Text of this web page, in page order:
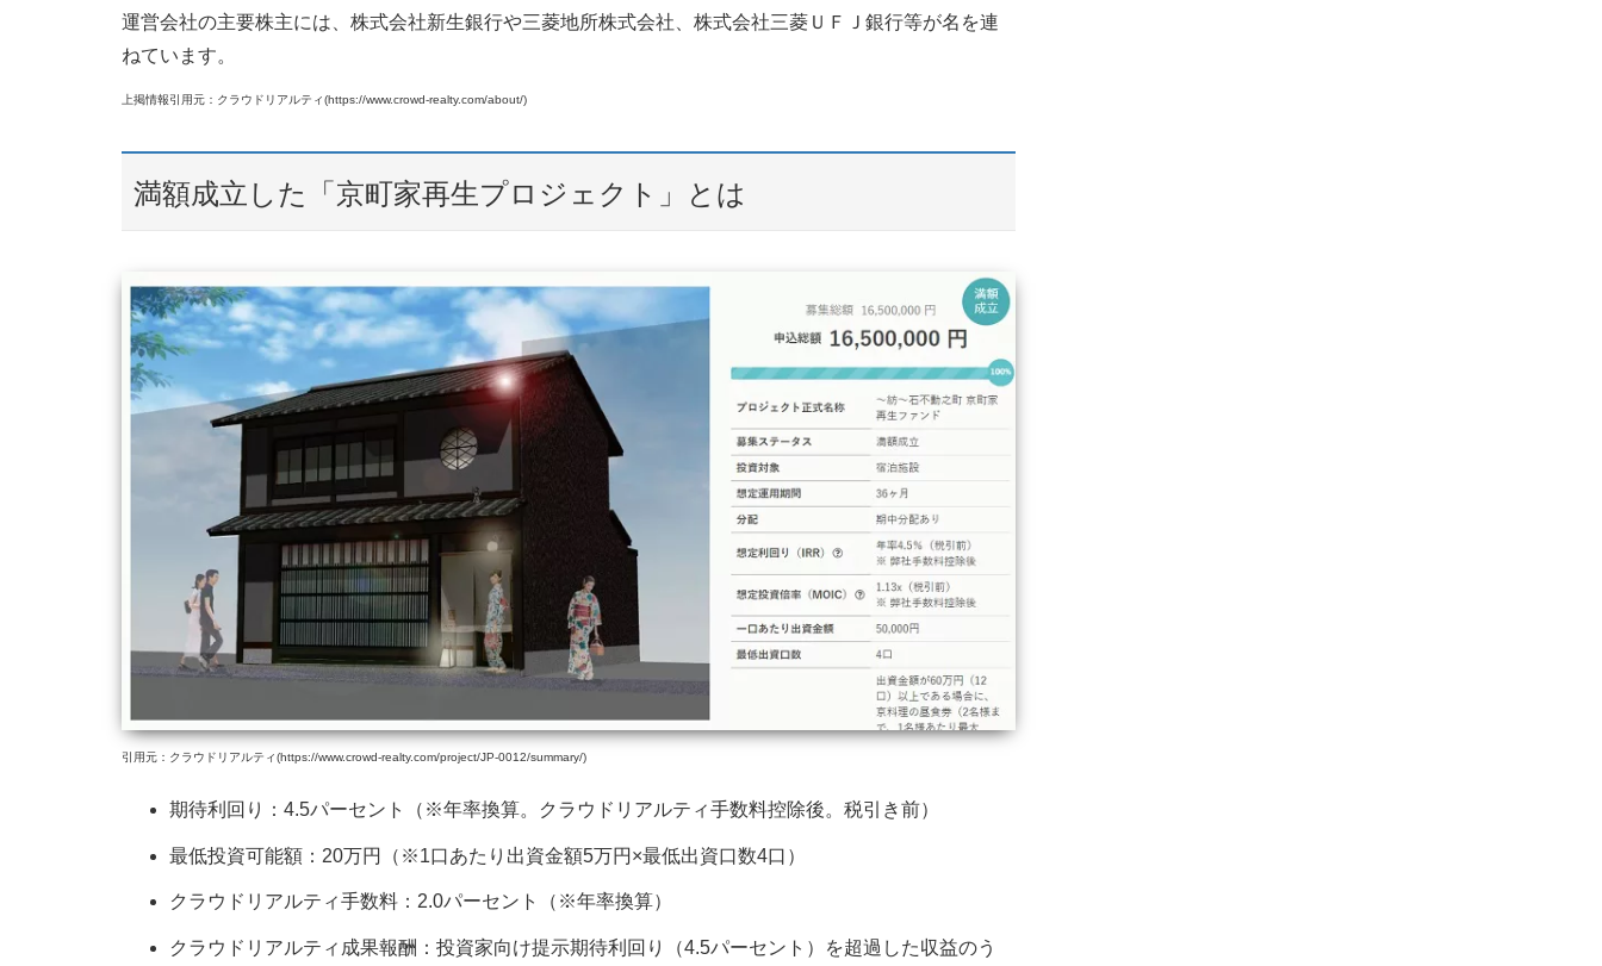
運営会社の主要株主には、株式会社新生銀行や三菱地所株式会社、株式会社三菱ＵＦＪ銀行等が名を連
ねています。
上掲情報引用元：クラウドリアルティ(https://www.crowd-realty.com/about/)
満額成立した「京町家再生プロジェクト」とは
引用元：クラウドリアルティ(https://www.crowd-realty.com/project/JP-0012/summary/)
期待利回り：4.5パーセント（※年率換算。クラウドリアルティ手数料控除後。税引き前）
最低投資可能額：20万円（※1口あたり出資金額5万円×最低出資口数4口）
クラウドリアルティ手数料：2.0パーセント（※年率換算）
クラウドリアルティ成果報酬：投資家向け提示期待利回り（4.5パーセント）を超過した収益のう